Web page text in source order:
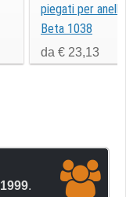
piegati per anelli
Beta 1038
da € 23,13
1999.